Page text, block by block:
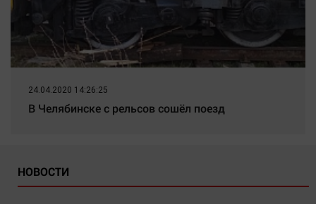
24.04.2020 14:26:25
В Челябинске с рельсов сошёл поезд
НОВОСТИ